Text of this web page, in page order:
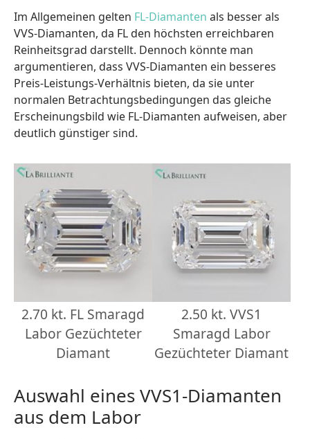
Im Allgemeinen gelten FL-Diamanten als besser als
VVS-Diamanten, da FL den höchsten erreichbaren
Reinheitsgrad darstellt. Dennoch könnte man
argumentieren, dass VVS-Diamanten ein besseres
Preis-Leistungs-Verhältnis bieten, da sie unter
normalen Betrachtungsbedingungen das gleiche
Erscheinungsbild wie FL-Diamanten aufweisen, aber
deutlich günstiger sind.
2.70 kt. FL Smaragd
Labor Gezüchteter
Diamant
2.50 kt. VVS1
Smaragd Labor
Gezüchteter Diamant
Auswahl eines VVS1-Diamanten
aus dem Labor